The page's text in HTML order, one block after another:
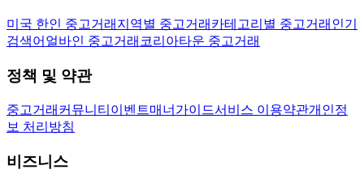
미국 한인 중고거래 지역별 중고거래 카테고리별 중고거래 인기
검색어 얼바인 중고거래 코리아타운 중고거래
정책 및 약관
중고거래 커뮤니티 이벤트매너가이드서비스 이용약관개인정
보 처리방침
비즈니스